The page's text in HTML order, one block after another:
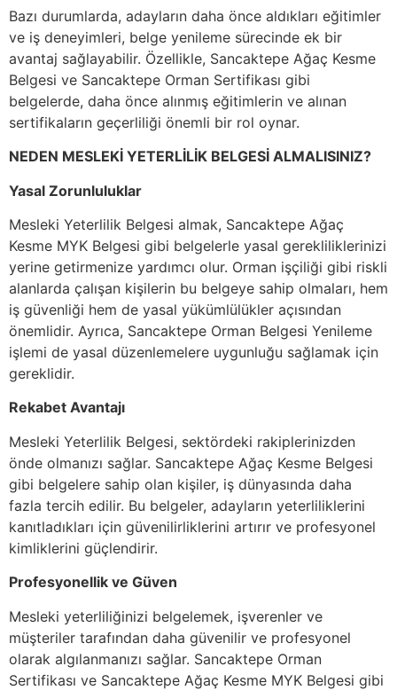
Bazı durumlarda, adayların daha önce aldıkları eğitimler
ve iş deneyimleri, belge yenileme sürecinde ek bir
avantaj sağlayabilir. Özellikle, Sancaktepe Ağaç Kesme
Belgesi ve Sancaktepe Orman Sertifikası gibi
belgelerde, daha önce alınmış eğitimlerin ve alınan
sertifikaların geçerliliği önemli bir rol oynar.
NEDEN MESLEKİ YETERLİLİK BELGESİ ALMALISINIZ?
Yasal Zorunluluklar
Mesleki Yeterlilik Belgesi almak, Sancaktepe Ağaç
Kesme MYK Belgesi gibi belgelerle yasal gerekliliklerinizi
yerine getirmenize yardımcı olur. Orman işçiliği gibi riskli
alanlarda çalışan kişilerin bu belgeye sahip olmaları, hem
iş güvenliği hem de yasal yükümlülükler açısından
önemlidir. Ayrıca, Sancaktepe Orman Belgesi Yenileme
işlemi de yasal düzenlemelere uygunluğu sağlamak için
gereklidir.
Rekabet Avantajı
Mesleki Yeterlilik Belgesi, sektördeki rakiplerinizden
önde olmanızı sağlar. Sancaktepe Ağaç Kesme Belgesi
gibi belgelere sahip olan kişiler, iş dünyasında daha
fazla tercih edilir. Bu belgeler, adayların yeterliliklerini
kanıtladıkları için güvenilirliklerini artırır ve profesyonel
kimliklerini güçlendirir.
Profesyonellik ve Güven
Mesleki yeterliliğinizi belgelemek, işverenler ve
müşteriler tarafından daha güvenilir ve profesyonel
olarak algılanmanızı sağlar. Sancaktepe Orman
Sertifikası ve Sancaktepe Ağaç Kesme MYK Belgesi gibi